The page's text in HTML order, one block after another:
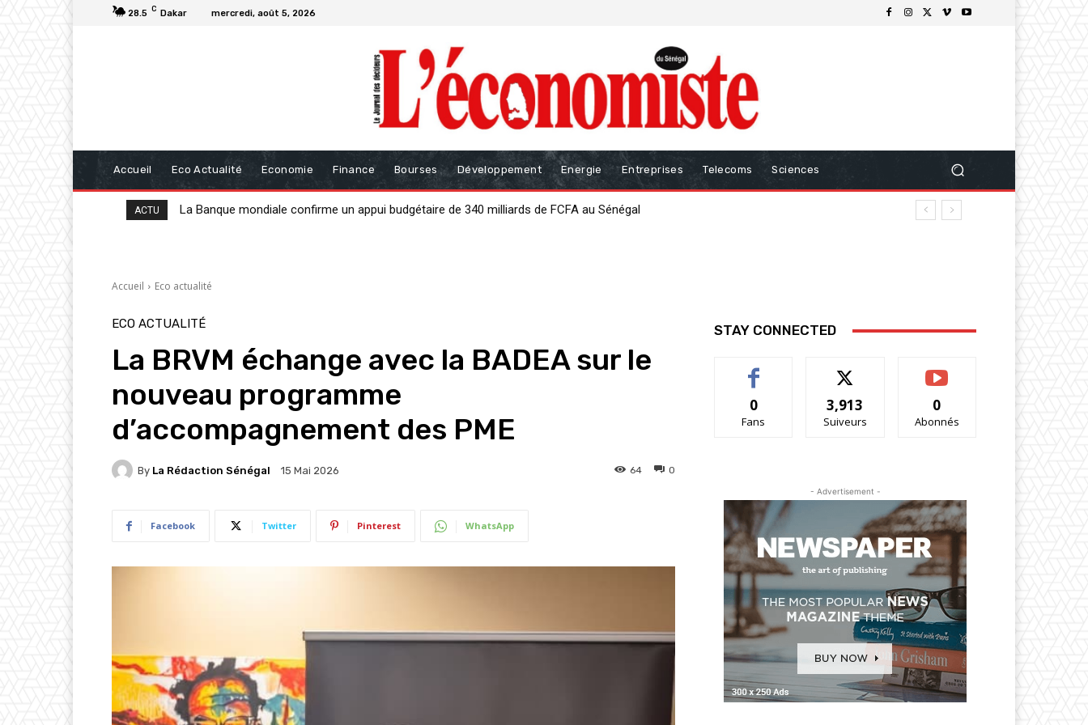
28.5 C Dakar mercredi, août 5, 2026
Accueil Eco Actualité Economie Finance Bourses Développement Energie Entreprises Telecoms Sciences
ACTU 20 milliards de FCFA de la BAD pour renforcer la gouvernance des finances publiques
Accueil Eco actualité
ECO ACTUALITÉ
La BRVM échange avec la BADEA sur le
nouveau programme
d’accompagnement des PME
By La Rédaction Sénégal 15 Mai 2026 0
64
Facebook Twitter Pinterest WhatsApp
STAY CONNECTED
0
Fans
3,913
Suiveurs
0
Abonnés
- Advertisement -